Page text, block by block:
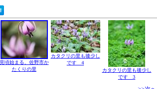
見頃始まる、佐野市か
たくりの里
カタクリの里も後少し
です 4
カタクリの里も後少し
です 3